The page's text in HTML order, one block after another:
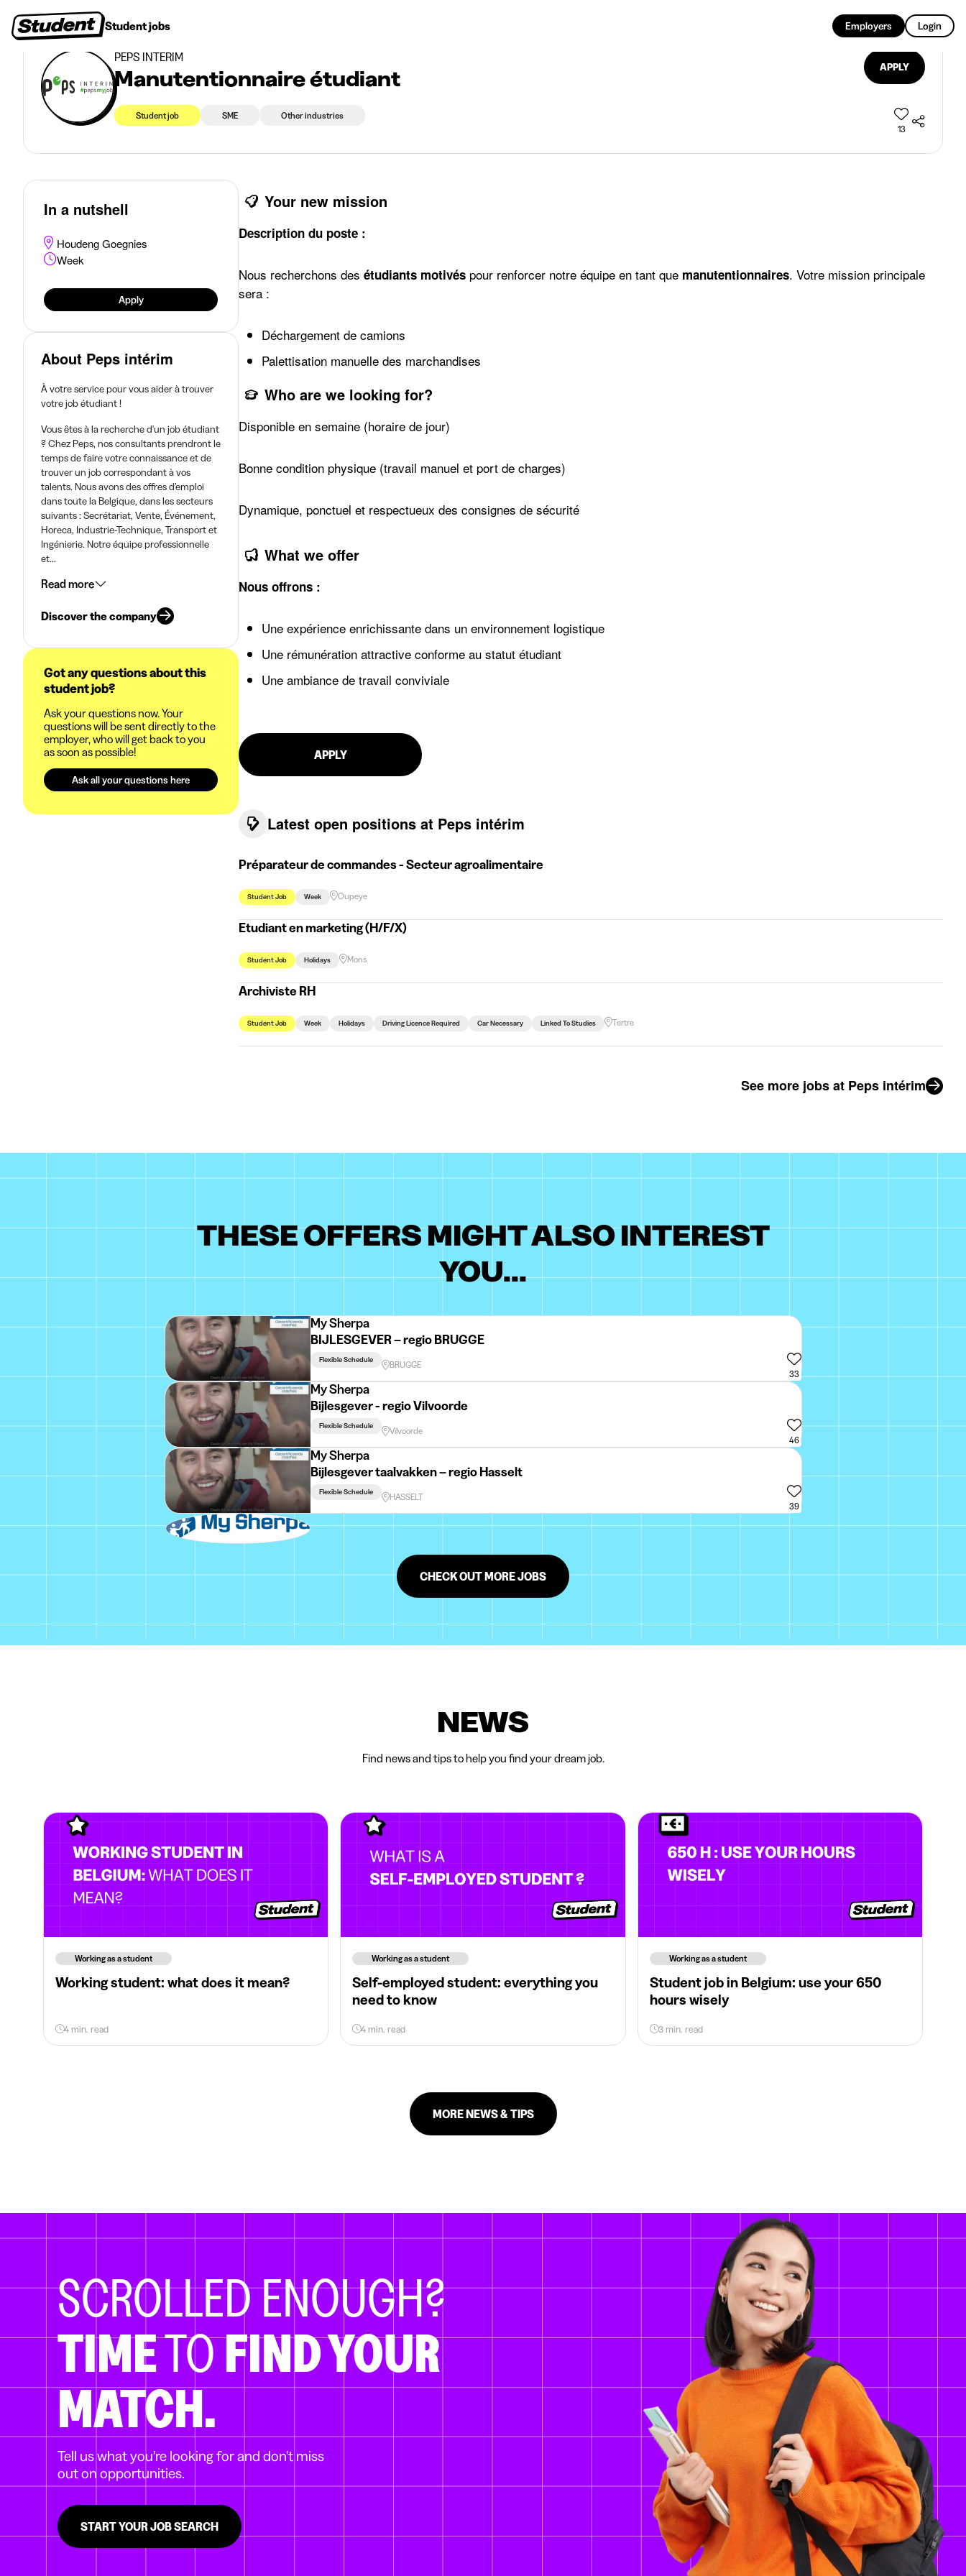
Student jobs Employers Login
Student jobs>Manutentionnaire étudiant
PEPS INTÉRIM
Manutentionnaire étudiant
Student job SME Other industries
APPLY
13
In a nutshell
Houdeng Goegnies
Week
Apply
About Peps intérim
À votre service pour vous aider à trouver
votre job étudiant !
Vous êtes à la recherche d'un job étudiant
? Chez Peps, nos consultants prendront le
temps de faire votre connaissance et de
trouver un job correspondant à vos
talents. Nous avons des offres d’emploi
dans toute la Belgique, dans les secteurs
suivants : Secrétariat, Vente, Événement,
Horeca, Industrie-Technique, Transport et
Ingénierie. Notre équipe professionnelle
et...
Read more
Discover the company
Got any questions about this
student job?
Ask your questions now. Your
questions will be sent directly to the
employer, who will get back to you
as soon as possible!
Ask all your questions here
Your new mission
Description du poste :
Nous recherchons des étudiants motivés pour renforcer notre équipe en tant que manutentionnaires. Votre mission principale
sera :
Déchargement de camions
Palettisation manuelle des marchandises
Who are we looking for?
Disponible en semaine (horaire de jour)
Bonne condition physique (travail manuel et port de charges)
Dynamique, ponctuel et respectueux des consignes de sécurité
What we offer
Nous offrons :
Une expérience enrichissante dans un environnement logistique
Une rémunération attractive conforme au statut étudiant
Une ambiance de travail conviviale
APPLY
Latest open positions at Peps intérim
Préparateur de commandes - Secteur agroalimentaire
Student Job Week Oupeye
Etudiant en marketing (H/F/X)
Student Job Holidays Mons
Archiviste RH
Student Job Week Holidays Driving Licence Required Car Necessary Linked To Studies Tertre
See more jobs at Peps intérim
THESE OFFERS MIGHT ALSO INTEREST
YOU...
My Sherpa
BIJLESGEVER – regio BRUGGE
Flexible Schedule
BRUGGE
33
My Sherpa
Bijlesgever - regio Vilvoorde
Flexible Schedule
Vilvoorde
46
My Sherpa
Bijlesgever taalvakken – regio Hasselt
Flexible Schedule
HASSELT
39
CHECK OUT MORE JOBS
NEWS
Find news and tips to help you find your dream job.
Working as a student
Working student: what does it mean?
4 min. read
Working as a student
Self-employed student: everything you
need to know
4 min. read
Working as a student
Student job in Belgium: use your 650
hours wisely
3 min. read
MORE NEWS & TIPS
SCROLLED ENOUGH?
TIMETOFIND YOUR
MATCH.
Tell us what you're looking for and don't miss
out on opportunities.
START YOUR JOB SEARCH